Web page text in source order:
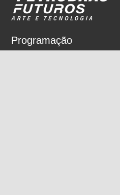
Programação